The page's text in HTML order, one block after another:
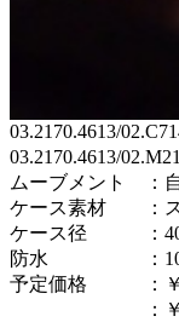
03.2170.4613/
03.2170.4613/
ムーブメント ：
ケース素材 ：ス
ケース径 ：
防水 ：10
予定価格 ：￥
：￥